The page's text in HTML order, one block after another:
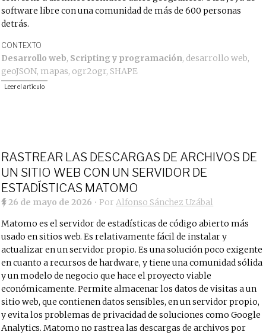
software libre con una comunidad de más de 600 personas
detrás.
CONTEXTO
Desarrollo web, Scripting y programación, desarrollo web,
geoJSON, mapas, ogr2ogr, SHAPE
Leer el artículo
RASTREAR LAS DESCARGAS DE ARCHIVOS DE
UN SITIO WEB CON UN SERVIDOR DE
ESTADÍSTICAS MATOMO
26 de mayo de 2026 • PorAlfonso Sánchez Uzábal
Matomo es el servidor de estadísticas de código abierto más
usado en sitios web. Es relativamente fácil de instalar y
actualizar en un servidor propio. Es una solución poco exigente
en cuanto a recursos de hardware, y tiene una comunidad sólida
y un modelo de negocio que hace el proyecto viable
económicamente. Permite almacenar los datos de visitas a un
sitio web, que contienen datos sensibles, en un servidor propio,
y evita los problemas de privacidad de soluciones como Google
Analytics. Matomo no rastrea las descargas de archivos por